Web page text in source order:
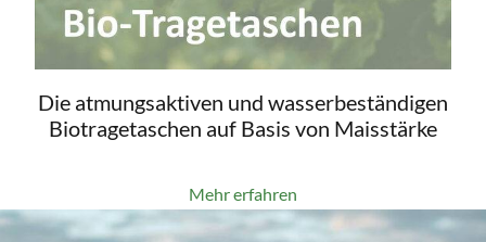
Die atmungsaktiven und wasserbeständigen
Biotragetaschen auf Basis von Maisstärke
Mehr erfahren